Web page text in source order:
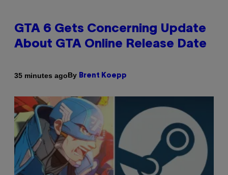
GTA 6 Gets Concerning Update
About GTA Online Release Date
35 minutes agoBy Brent Koepp